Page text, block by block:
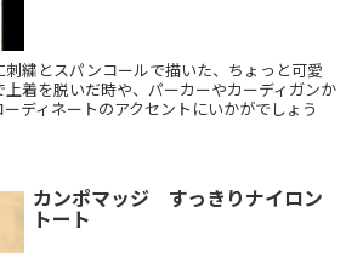
繍とスパンコールで描いた、ちょっと可愛
着を脱いだ時や、パーカーやカーディガンか
ディネートのアクセントにいかがでしょう
カンポマッジ すっきりナイロン
トート